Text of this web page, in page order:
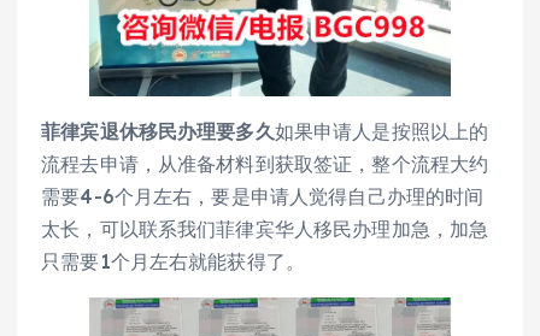
菲律宾退休移民办理要多久如果申请人是按照以上的
流程去申请，从准备材料到获取签证，整个流程大约
需要4-6个月左右，要是申请人觉得自己办理的时间
太长，可以联系我们菲律宾华人移民办理加急，加急
只需要1个月左右就能获得了。